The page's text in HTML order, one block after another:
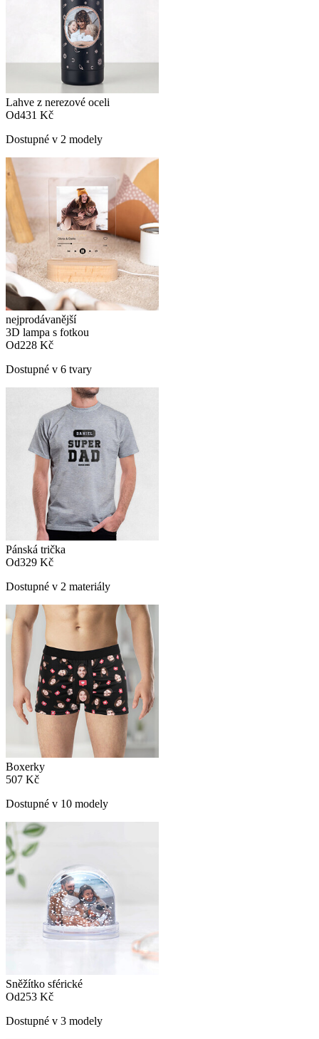
Lahve z nerezové oceli
Od431 Kč
Dostupné v 2 modely
nejprodávanější
3D lampa s fotkou
Od228 Kč
Dostupné v 6 tvary
Pánská trička
Od329 Kč
Dostupné v 2 materiály
Boxerky
507 Kč
Dostupné v 10 modely
Sněžítko sférické
Od253 Kč
Dostupné v 3 modely